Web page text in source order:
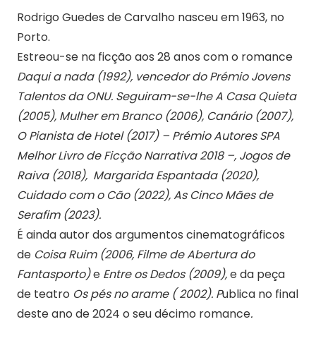
Rodrigo Guedes de Carvalho nasceu em 1963, no
Porto.
Estreou-se na ficção aos 28 anos com o romance
Daqui a nada (1992), vencedor do Prémio Jovens
Talentos da ONU. Seguiram-se-lhe A Casa Quieta
(2005), Mulher em Branco (2006), Canário (2007),
O Pianista de Hotel (2017) – Prémio Autores SPA
Melhor Livro de Ficção Narrativa 2018 –, Jogos de
Raiva (2018), Margarida Espantada (2020),
Cuidado com o Cão (2022), As Cinco Mães de
Serafim (2023).
É ainda autor dos argumentos cinematográficos
de Coisa Ruim (2006, Filme de Abertura do
Fantasporto)e Entre os Dedos (2009),e da peça
de teatro Os pés no arame ( 2002). Publica no final
deste ano de 2024 o seu décimo romance.